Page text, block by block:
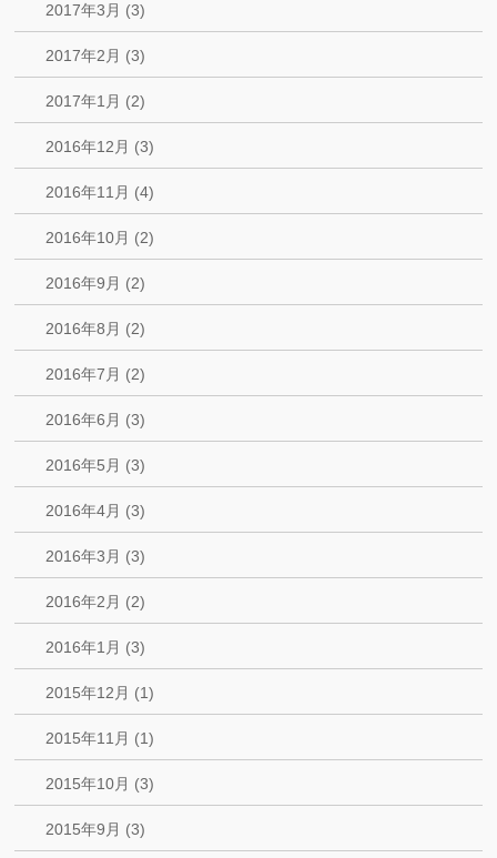
2017年3月 (3)
2017年2月 (3)
2017年1月 (2)
2016年12月 (3)
2016年11月 (4)
2016年10月 (2)
2016年9月 (2)
2016年8月 (2)
2016年7月 (2)
2016年6月 (3)
2016年5月 (3)
2016年4月 (3)
2016年3月 (3)
2016年2月 (2)
2016年1月 (3)
2015年12月 (1)
2015年11月 (1)
2015年10月 (3)
2015年9月 (3)